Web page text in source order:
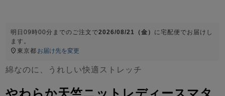
すべてのキッ
パジャマ
き
り
明日09時00分 までのご注文で2026/08/21（金） に宅配便 でお届けし
ます。
東京都 お届け先を変更
綿なのに、うれしい快適ストレッチ
やわらか天竺ニットレディースマタ